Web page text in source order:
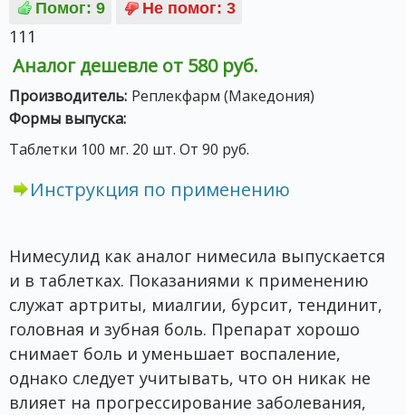
111
Аналог дешевле от 580 руб.
Производитель: Реплекфарм (Македония)
Формы выпуска:
Таблетки 100 мг. 20 шт. От 90 руб.
Инструкция по применению
Нимесулид как аналог нимесила выпускается
и в таблетках. Показаниями к применению
служат артриты, миалгии, бурсит, тендинит,
головная и зубная боль. Препарат хорошо
снимает боль и уменьшает воспаление,
однако следует учитывать, что он никак не
влияет на прогрессирование заболевания,